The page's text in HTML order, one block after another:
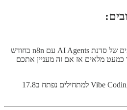
פתחנו שני מחזורים נוספים של סדנת AI Agents עם n8n בחודש
מלאים אז אם זה מעניין אתכם